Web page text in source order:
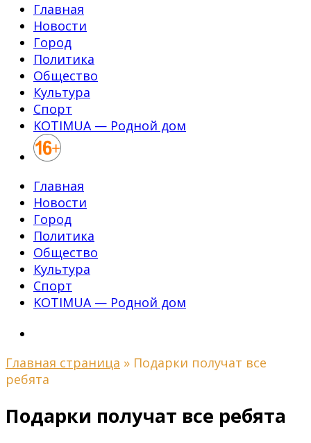
Главная
Новости
Город
Политика
Общество
Культура
Спорт
KOTIMUA — Родной дом
Главная
Новости
Город
Политика
Общество
Культура
Спорт
KOTIMUA — Родной дом
Главная страница » Подарки получат все
ребята
Подарки получат все ребята